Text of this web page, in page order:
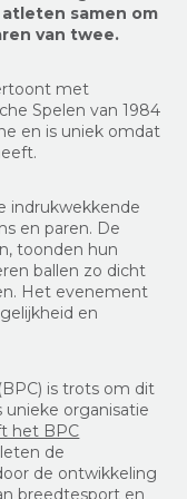
samen om
van twee.
met
Spelen van 1984
en is uniek omdat
indrukwekkende
en paren. De
toonden hun
ballen zo dicht
Het evenement
en
is trots om dit
organisatie
het BPC
de
de ontwikkeling
breedtesport en